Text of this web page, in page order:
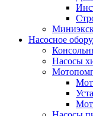
Насосное
Насосы